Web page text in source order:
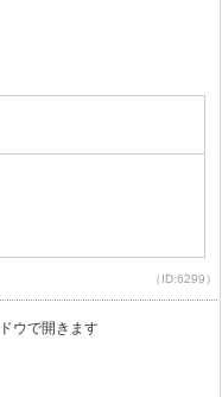
（ID:6299）
ウで開きます